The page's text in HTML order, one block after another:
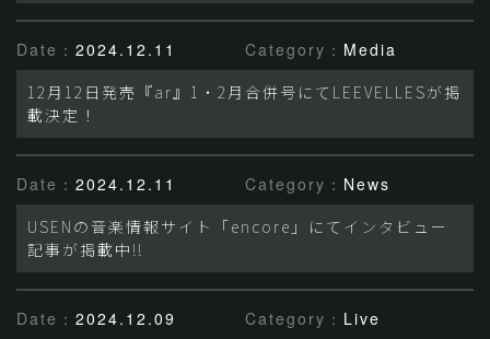
Date： 2024.12.11 Category： Media
12月12日発売『ar』1・2月合併号にてLEEVELLESが掲
載決定！
Date： 2024.12.11 Category： News
USENの音楽情報サイト「encore」にてインタビュー
記事が掲載中!!
Date： 2024.12.09 Category： Live